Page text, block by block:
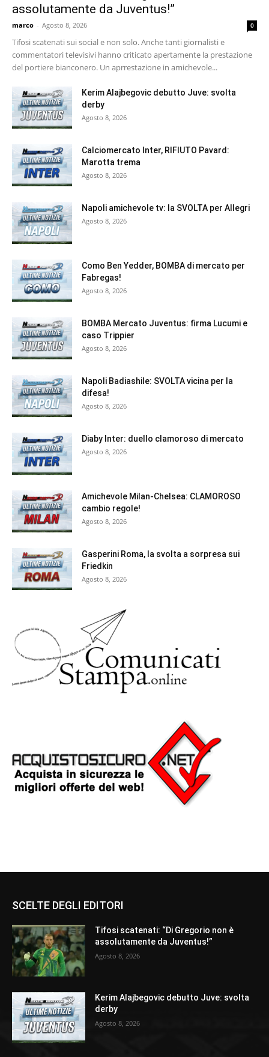
assolutamente da Juventus!”
marco - Agosto 8, 2026 0
Tifosi scatenati sui social e non solo. Anche tanti giornalisti e
commentatori televisivi hanno criticato apertamente la prestazione
del portiere bianconero. Un aprrestazione in amichevole...
Kerim Alajbegovic debutto Juve: svolta
derby
Agosto 8, 2026
Calciomercato Inter, RIFIUTO Pavard:
Marotta trema
Agosto 8, 2026
Napoli amichevole tv: la SVOLTA per Allegri
Agosto 8, 2026
Como Ben Yedder, BOMBA di mercato per
Fabregas!
Agosto 8, 2026
BOMBA Mercato Juventus: firma Lucumi e
caso Trippier
Agosto 8, 2026
Napoli Badiashile: SVOLTA vicina per la
difesa!
Agosto 8, 2026
Diaby Inter: duello clamoroso di mercato
Agosto 8, 2026
Amichevole Milan-Chelsea: CLAMOROSO
cambio regole!
Agosto 8, 2026
Gasperini Roma, la svolta a sorpresa sui
Friedkin
Agosto 8, 2026
SCELTE DEGLI EDITORI
Tifosi scatenati: “Di Gregorio non è
assolutamente da Juventus!”
Agosto 8, 2026
Kerim Alajbegovic debutto Juve: svolta
derby
Agosto 8, 2026